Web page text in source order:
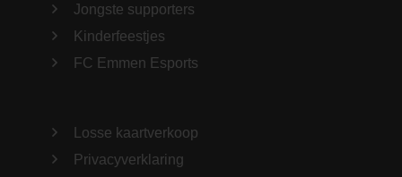
Jongste supporters
Kinderfeestjes
FC Emmen Esports
Losse kaartverkoop
Privacyverklaring